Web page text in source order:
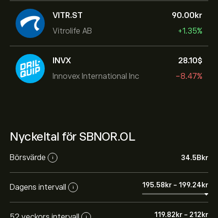
VITR.ST
Vitrolife AB
90.00‎kr‎
+1.35%
INVX
Innovex International Inc
28.10‎$‎
-8.47%
Nyckeltal för SBNOR.OL
Börsvärde i 34.5B‎kr‎
Dagens intervall i 195.58‎kr‎ - 199.24‎kr‎
i 119.82‎kr‎ - 212‎kr‎